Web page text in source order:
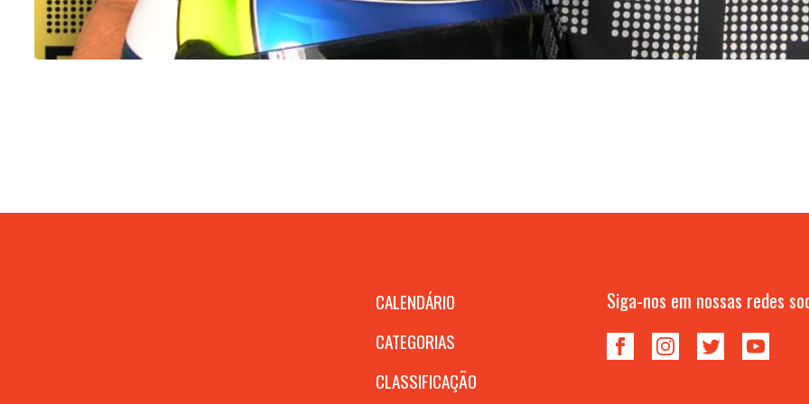
CALENDÁRIO
CATEGORIAS
CLASSIFICAÇÃO
Siga-nos em nossas redes